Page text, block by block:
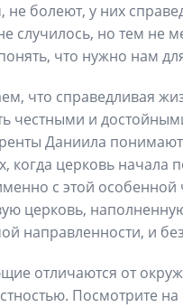
не болеют, у них
случилось, но тем не
что нужно нам
что справедливая
честными и
Даниила
когда церковь начала
с этой особенной
церковь,
направленности, и
отличаются от
Посмотрите